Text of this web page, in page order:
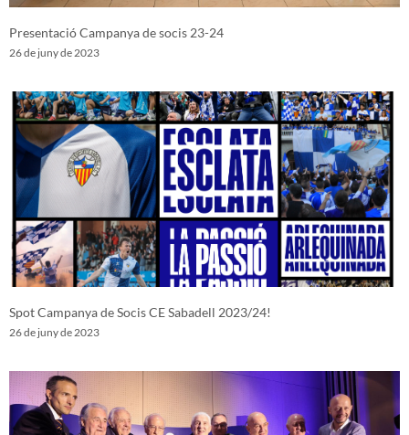
Presentació Campanya de socis 23-24
26 de juny de 2023
Spot Campanya de Socis CE Sabadell 2023/24!
26 de juny de 2023